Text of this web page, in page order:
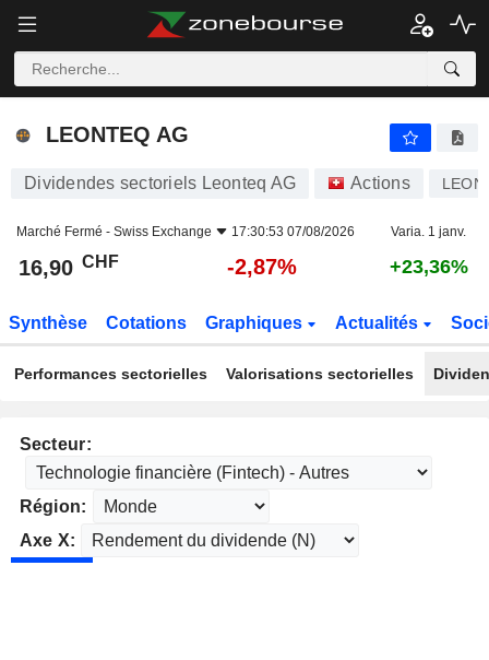
LEONTEQ AG
LEONTEQ AG
Dividendes sectoriels Leonteq AG Actions LEON
Marché Fermé - Swiss Exchange 17:30:53 07/08/2026 Varia. 1 janv.
16,90 CHF -2,87% +23,36%
Synthèse Cotations Graphiques Actualités
Performances sectorielles Valorisations sectorielles
Secteur:
Région:
Axe X: